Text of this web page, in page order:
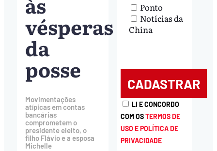
vésperas
da
posse
Movimentações
atípicas em contas
bancárias
comprometem o
presidente eleito, o
filho Flávio e a esposa
Michelle
Ponto
Notícias da
China
LI E CONCORDO
COM OSTERMOS DE
USO E POLÍTICA DE
PRIVACIDADE